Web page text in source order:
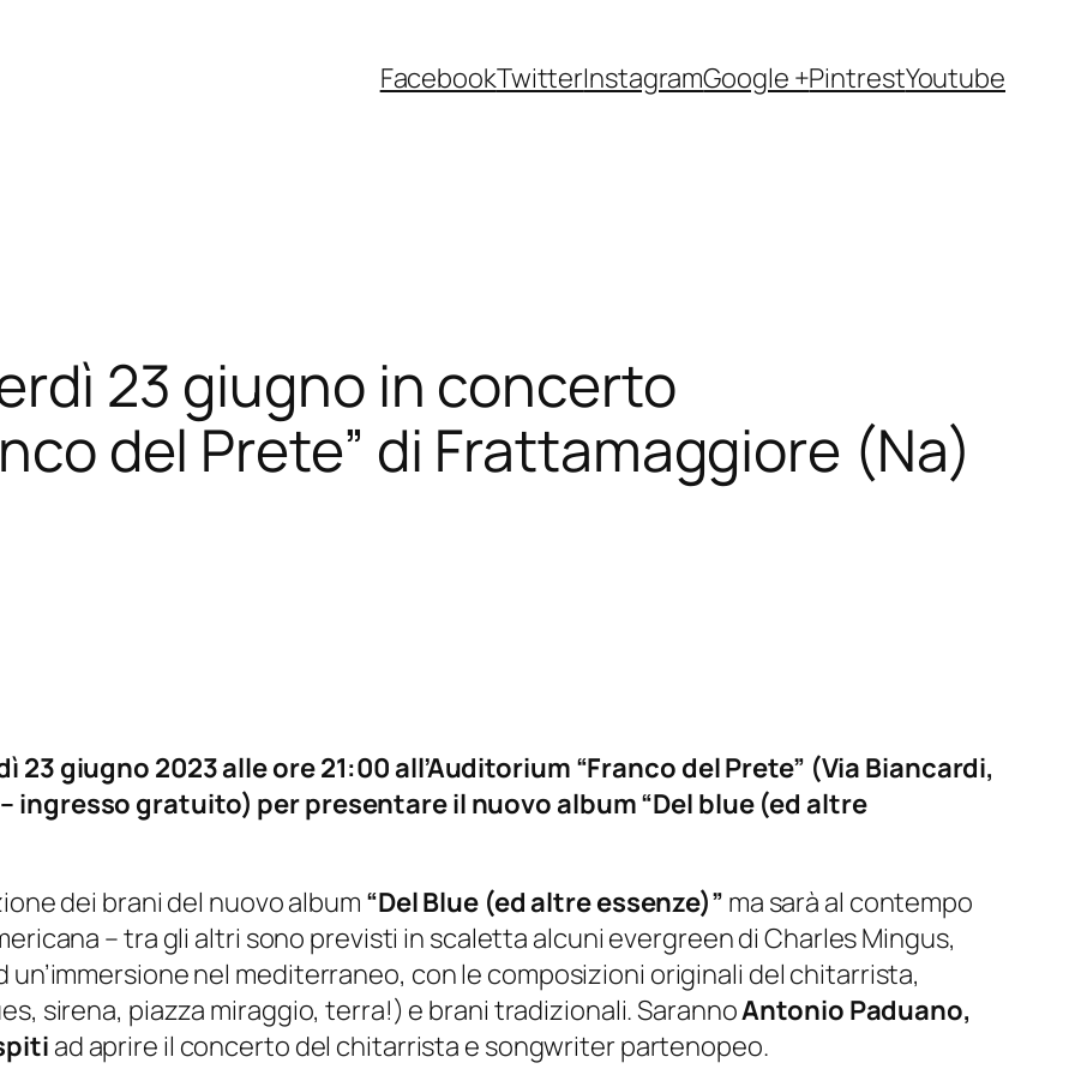
FacebookTwitterInstagramGoogle +PintrestYoutube
23 giugno in concerto
del Prete” di Frattamaggiore (Na)
giugno 2023 alle ore 21:00 all’Auditorium “Franco del Prete” (Via Biancardi,
ingresso gratuito) per presentare il nuovo album “Del blue (ed altre
dei brani del nuovo album “Del Blue (ed altre essenze)” ma sarà al contempo
– tra gli altri sono previsti in scaletta alcuni evergreen di Charles Mingus,
un’immersione nel mediterraneo, con le composizioni originali del chitarrista,
sirena, piazza miraggio, terra!) e brani tradizionali. SarannoAntonio Paduano,
ad aprire il concerto del chitarrista e songwriter partenopeo.